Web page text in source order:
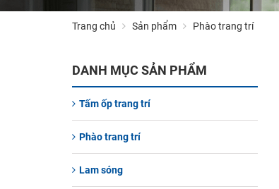
Trang chủ Sản phẩm Phào trang trí
DANH MỤC SẢN PHẨM
Tấm ốp trang trí
Phào trang trí
Lam sóng